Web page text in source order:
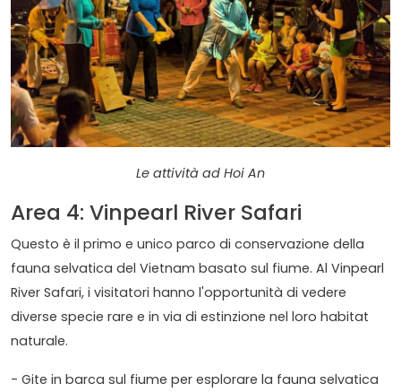
Le attività ad Hoi An
Area 4: Vinpearl River Safari
Questo è il primo e unico parco di conservazione della
fauna selvatica del Vietnam basato sul fiume. Al Vinpearl
River Safari, i visitatori hanno l'opportunità di vedere
diverse specie rare e in via di estinzione nel loro habitat
naturale.
- Gite in barca sul fiume per esplorare la fauna selvatica